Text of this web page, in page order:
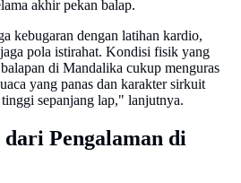
akhir pekan balap.
kebugaran dengan latihan kardio,
pola istirahat. Kondisi fisik yang
di Mandalika cukup menguras
yang panas dan karakter sirkuit
sepanjang lap," lanjutnya.
Pengalaman di